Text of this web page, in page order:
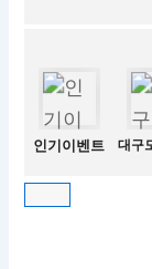
인기이벤트 대구